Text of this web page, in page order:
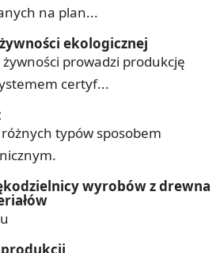
na plan...
ekologicznej
prowadzi produkcję
certyf...
typów sposobem
wyrobów z drewna